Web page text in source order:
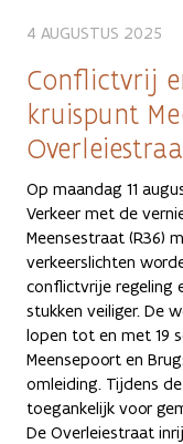
4 AUGUSTUS 2025
Conflictvrij
kruispunt
Op maandag 11
Verkeer met de
Meensestraat (R36)
verkeerslichten
conflictvrije regeling
stukken veiliger. De
lopen tot en met 19
Meensepoort en
omleiding. Tijdens
toegankelijk voor
De Overleiestraat